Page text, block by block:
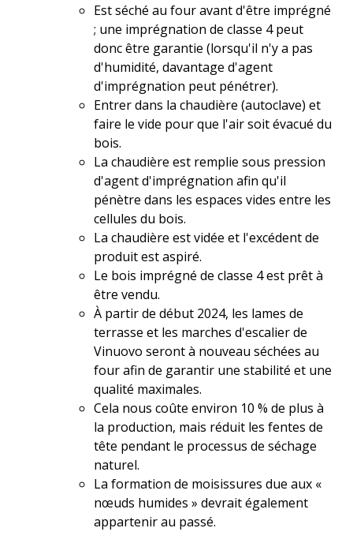
Est séché au four avant d'être imprégné
; une imprégnation de classe 4 peut
donc être garantie (lorsqu'il n'y a pas
d'humidité, davantage d'agent
d'imprégnation peut pénétrer).
Entrer dans la chaudière (autoclave) et
faire le vide pour que l'air soit évacué du
bois.
La chaudière est remplie sous pression
d'agent d'imprégnation afin qu'il
pénètre dans les espaces vides entre les
cellules du bois.
La chaudière est vidée et l'excédent de
produit est aspiré.
Le bois imprégné de classe 4 est prêt à
être vendu.
À partir de début 2024, les lames de
terrasse et les marches d'escalier de
Vinuovo seront à nouveau séchées au
four afin de garantir une stabilité et une
qualité maximales.
Cela nous coûte environ 10 % de plus à
la production, mais réduit les fentes de
tête pendant le processus de séchage
naturel.
La formation de moisissures due aux «
nœuds humides » devrait également
appartenir au passé.